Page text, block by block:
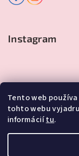
Tento web
tohto webu
informáciítu.
Instagram